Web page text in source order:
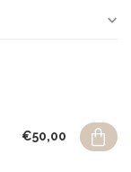
€50,00